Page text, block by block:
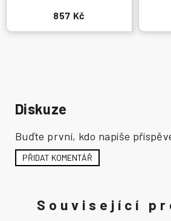
857 Kč
Diskuze
Buďte první, kdo napíše
PŘIDAT KOMENTÁŘ